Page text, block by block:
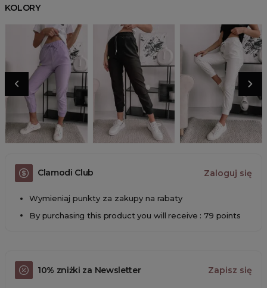
KOLORY
Clamodi Club Zaloguj się
Wymieniaj punkty za zakupy na rabaty
By purchasing this product you will receive : 79 points
10% zniżki za Newsletter Zapisz się